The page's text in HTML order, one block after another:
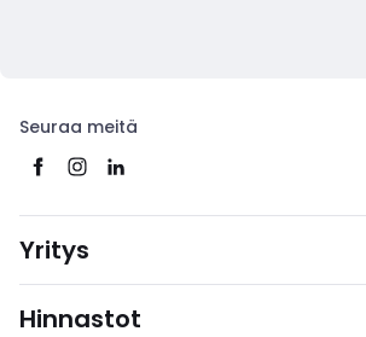
Seuraa meitä
Yritys
Hinnastot